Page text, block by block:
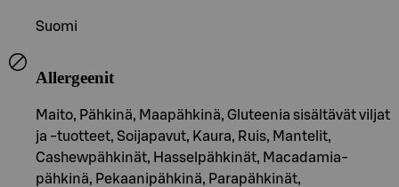
Suomi
Allergeenit
Maito, Pähkinä, Maapähkinä, Gluteenia sisältävät viljat
ja -tuotteet, Soijapavut, Kaura, Ruis, Mantelit,
Cashewpähkinät, Hasselpähkinät, Macadamia-
pähkinä, Pekaanipähkinä, Parapähkinät,